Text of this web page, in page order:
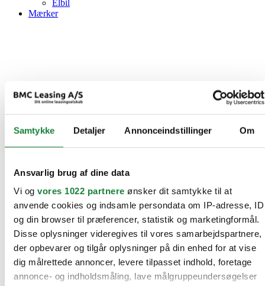
Samtykke Detaljer Annonceindstillinger Om
Ansvarlig brug af dine data
Vi og vores 1022 partnere ønsker dit samtykke til at
anvende cookies og indsamle persondata om IP-adresse, ID
og din browser til præferencer, statistik og marketingformål.
Disse oplysninger videregives til vores samarbejdspartnere,
der opbevarer og tilgår oplysninger på din enhed for at vise
dig målrettede annoncer, levere tilpasset indhold, foretage
annonce- og indholdsmåling, lave målgruppeundersøgelser
Elbil
Mærker